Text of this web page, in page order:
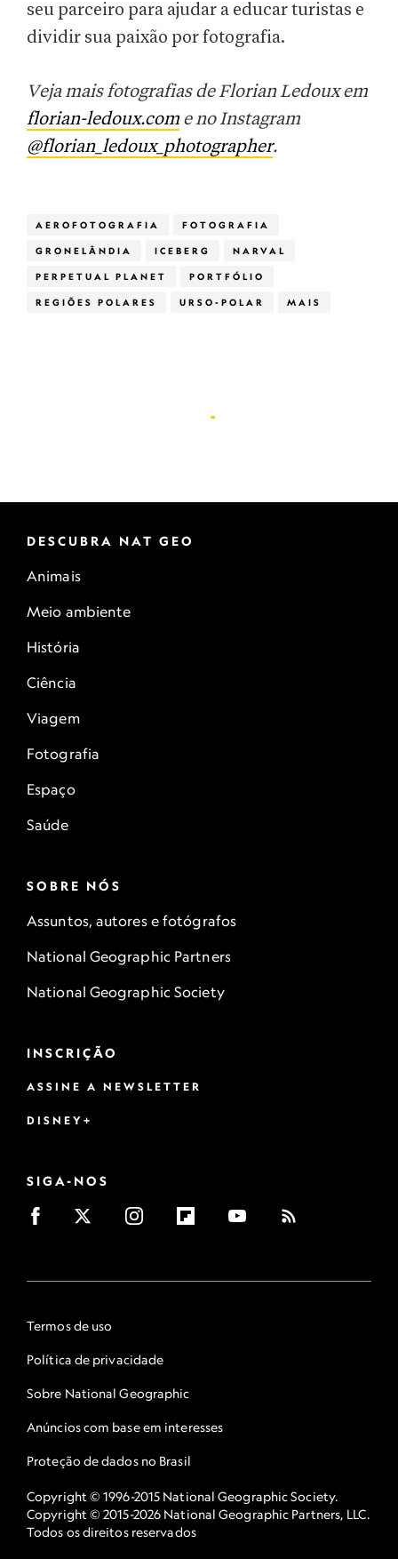
seu parceiro para ajudar a educar turistas e
dividir sua paixão por fotografia.
Veja mais fotografias de Florian Ledoux em
florian-ledoux.com e no Instagram
@florian_ledoux_photographer.
AEROFOTOGRAFIA FOTOGRAFIA
GRONELÂNDIA ICEBERG NARVAL
PERPETUAL PLANET PORTFÓLIO
REGIÕES POLARES URSO-POLAR MAIS
DESCUBRA NAT GEO
Animais
Meio ambiente
História
Ciência
Viagem
Fotografia
Espaço
Saúde
SOBRE NÓS
Assuntos, autores e fotógrafos
National Geographic Partners
National Geographic Society
INSCRIÇÃO
ASSINE A NEWSLETTER
DISNEY+
SIGA-NOS
Termos de uso
Política de privacidade
Sobre National Geographic
Anúncios com base em interesses
Proteção de dados no Brasil
Copyright © 1996-2015 National Geographic Society.
Copyright © 2015-2026 National Geographic Partners, LLC.
Todos os direitos reservados